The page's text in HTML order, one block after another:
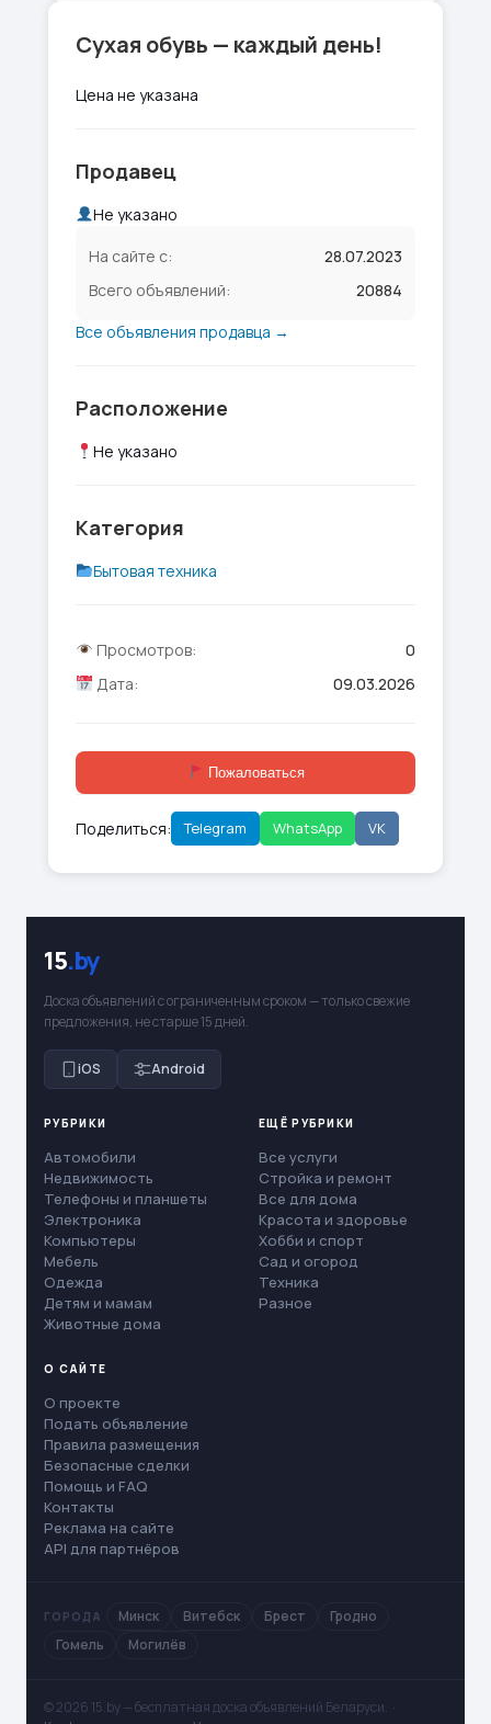
Сухая обувь — каждый день!
Цена не указана
Продавец
Не указано
На сайте с:
28.07.2023
Всего объявлений:
20884
Все объявления продавца →
Расположение
Не указано
Категория
Бытовая техника
Просмотров:
0
Дата:
09.03.2026
Пожаловаться
Поделиться: Telegram WhatsApp VK
15.by
Доска объявлений с ограниченным сроком — только свежие
предложения, не старше 15 дней.
iOS Android
РУБРИКИ
Автомобили
Недвижимость
Телефоны и планшеты
Электроника
Компьютеры
Мебель
Одежда
Детям и мамам
Животные дома
ЕЩЁ РУБРИКИ
Все услуги
Стройка и ремонт
Все для дома
Красота и здоровье
Хобби и спорт
Сад и огород
Техника
Разное
О САЙТЕ
О проекте
Подать объявление
Правила размещения
Безопасные сделки
Помощь и FAQ
Контакты
Реклама на сайте
API для партнёров
ГОРОДА Минск Витебск Брест
Гродно
Гомель
Могилёв
© 2026 15.by — бесплатная доска объявлений Беларуси. ·